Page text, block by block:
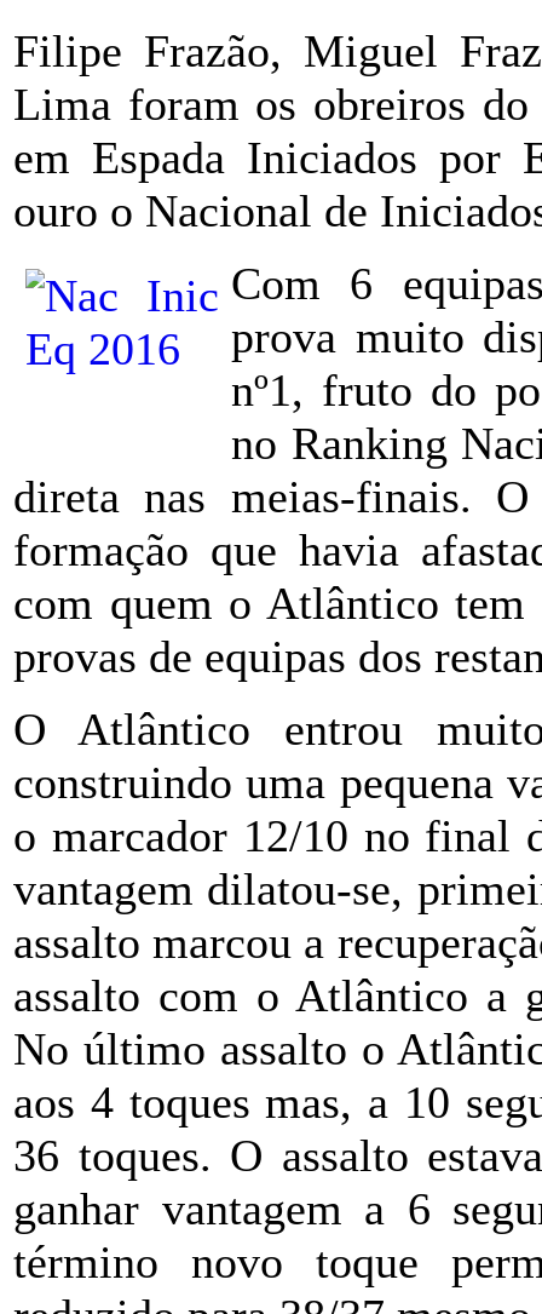
Filipe Frazão, Miguel
Lima foram os obreiros
em Espada Iniciados por
ouro o Nacional de
Com 6
prova muito
nº1, fruto do
no Ranking
direta nas meias-finais.
formação que havia
com quem o Atlântico
provas de equipas dos
O Atlântico entrou
construindo uma pequena
o marcador 12/10 no final
vantagem dilatou-se,
assalto marcou a
assalto com o Atlântico a
No último assalto o
aos 4 toques mas, a 10
36 toques. O assalto
ganhar vantagem a 6
término novo toque